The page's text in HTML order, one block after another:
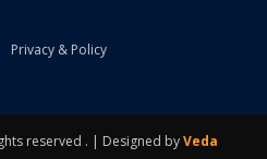
Privacy & Policy
reserved . | Designed byVeda